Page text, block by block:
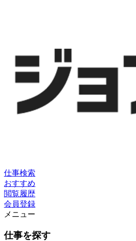
仕事検索
おすすめ
閲覧履歴
会員登録
メニュー
仕事を探す